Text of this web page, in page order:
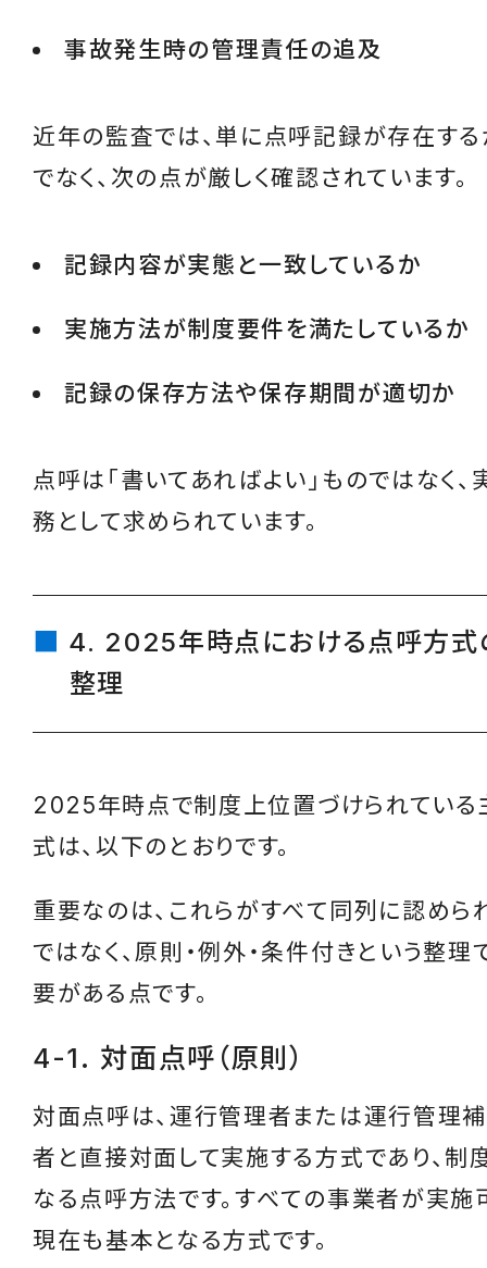
事故発生時の管理責任の追及
近年の監査では、単に点呼記録が存在する
でなく、次の点が厳しく確認されています。
記録内容が実態と一致しているか
実施方法が制度要件を満たしているか
記録の保存方法や保存期間が適切か
点呼は「書いてあればよい」ものではなく
務として求められています。
4. 2025年時点における点呼方式
整理
2025年時点で制度上位置づけられている
式は、以下のとおりです。
重要なのは、これらがすべて同列に認めら
ではなく、原則・例外・条件付きという整
要がある点です。
4-1. 対面点呼（原則）
対面点呼は、運行管理者または運行管理
者と直接対面して実施する方式であり、制
なる点呼方法です。すべての事業者が実施
現在も基本となる方式です。